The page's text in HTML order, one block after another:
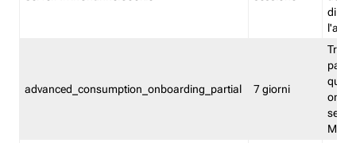
advanced_consumption_onboarding_partial 7 giorni